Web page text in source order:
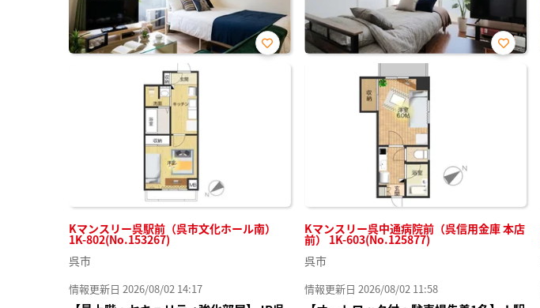
Kマンスリー呉駅前（呉市文化ホール南）
1K-802(No.153267)
お気
呉市
情報更新日 2026/08/02 14:17
Kマンスリー呉中通病院前（呉信用金庫 本店
前） 1K-603(No.125877)
お気
呉市
情報更新日 2026/08/02 11:58